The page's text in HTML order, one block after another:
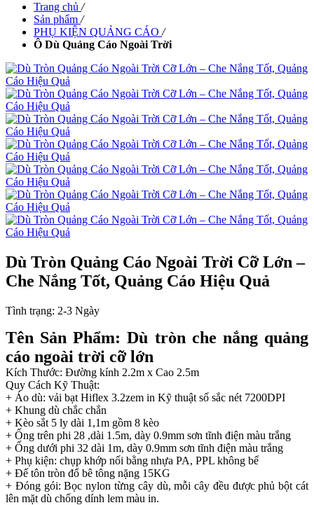
Trang chủ /
Sản phẩm /
PHỤ KIỆN QUẢNG CÁO /
Ô Dù Quảng Cáo Ngoài Trời
Dù Tròn Quảng Cáo Ngoài Trời Cỡ Lớn –
Che Nắng Tốt, Quảng Cáo Hiệu Quả
Tình trạng: 2-3 Ngày
Tên Sản Phẩm: Dù tròn che nắng quảng
cáo ngoài trời cỡ lớn
Kích Thước: Đường kính 2.2m x Cao 2.5m
Quy Cách Kỹ Thuật:
+ Áo dù: vải bạt Hiflex 3.2zem in Kỹ thuật số sắc nét 7200DPI
+ Khung dù chắc chắn
+ Kèo sắt 5 ly dài 1,1m gồm 8 kèo
+ Ống trên phi 28 ,dài 1.5m, dày 0.9mm sơn tĩnh điện màu trắng
+ Ống dưới phi 32 dài 1m, dày 0.9mm sơn tĩnh điện màu trắng
+ Phụ kiện: chụp khớp nối bằng nhựa PA, PPL không bể
+ Đế tôn tròn đổ bê tông nặng 15KG
+ Đóng gói: Bọc nylon từng cây dù, mỗi cây đều được phủ bột cát
lên mặt dù chống dính lem màu in.